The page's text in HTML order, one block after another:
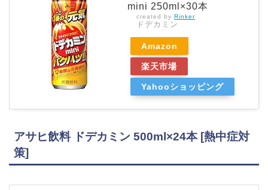
mini 250ml×30本
created by Rinker
ドデカミン
Amazon
楽天市場
Yahooショッピング
アサヒ飲料 ドデカミン 500ml×24本 [熱中症対
策]